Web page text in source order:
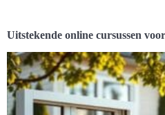
Uitstekende online cursussen